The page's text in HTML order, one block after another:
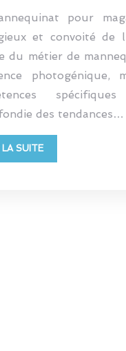
pour
et convoité de
du métier de
photogénique,
des tendances…
LA SUITE